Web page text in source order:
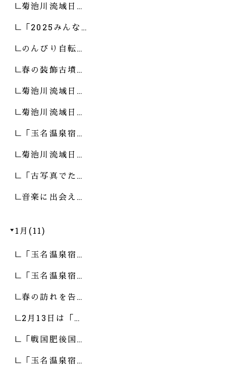
菊池川流域日…
「2025みんな…
のんびり自転…
春の装飾古墳…
菊池川流域日…
菊池川流域日…
「玉名温泉宿…
菊池川流域日…
「古写真でた…
音楽に出会え…
1月(11)
「玉名温泉宿…
「玉名温泉宿…
春の訪れを告…
2月13日は「…
「戦国肥後国…
「玉名温泉宿…